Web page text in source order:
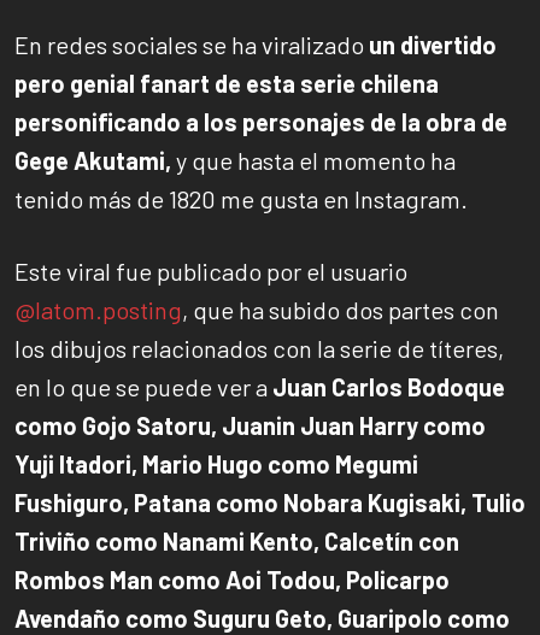
En redes sociales se ha viralizado un divertido
pero genial fanart de esta serie chilena
personificando a los personajes de la obra de
Gege Akutami, y que hasta el momento ha
tenido más de 1820 me gusta en Instagram.
Este viral fue publicado por el usuario
@latom.posting, que ha subido dos partes con
los dibujos relacionados con la serie de títeres,
en lo que se puede ver a Juan Carlos Bodoque
como Gojo Satoru, Juanin Juan Harry como
Yuji Itadori, Mario Hugo como Megumi
Fushiguro, Patana como Nobara Kugisaki, Tulio
Triviño como Nanami Kento, Calcetín con
Rombos Man como Aoi Todou, Policarpo
Avendaño como Suguru Geto, Guaripolo como